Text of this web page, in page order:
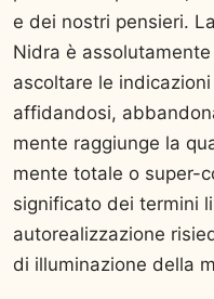
e dei nostri pensieri.
Nidra è
ascoltare le
affidandosi,
mente raggiunge la
mente totale o super-
significato dei termini
autorealizzazione
di illuminazione della